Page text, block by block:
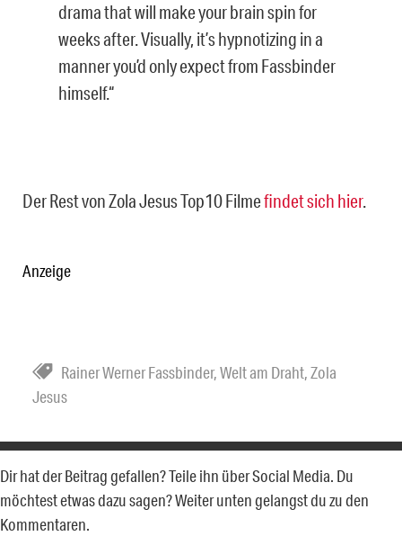
drama that will make your brain spin for
weeks after. Visually, it’s hypnotizing in a
manner you’d only expect from Fassbinder
himself.“
Der Rest von Zola Jesus Top10 Filmefindet sich hier.
Anzeige
Rainer Werner Fassbinder,Welt am Draht,Zola
Jesus
Dir hat der Beitrag gefallen? Teile ihn über Social Media. Du
möchtest etwas dazu sagen? Weiter unten gelangst du zu den
Kommentaren.